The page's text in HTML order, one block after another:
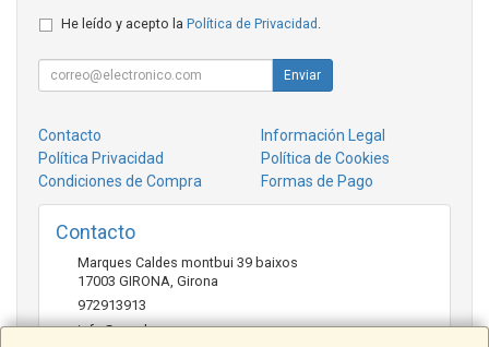
He leído y acepto la Política de Privacidad
Enviar
Contacto
Información Legal
Política Privacidad
Política de Cookies
Condiciones de Compra
Formas de Pago
Contacto
Marques Caldes montbui 39 baixos
17003 GIRONA Girona
972913913
info@crosbuy.com